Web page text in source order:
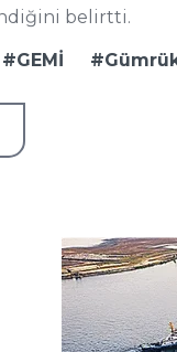
belirtti.
GEMİ